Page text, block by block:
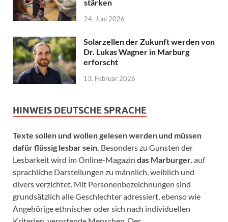
stärken
24. Juni 2026
Solarzellen der Zukunft werden von
Dr. Lukas Wagner in Marburg
erforscht
13. Februar 2026
HINWEIS DEUTSCHE SPRACHE
Texte sollen und wollen gelesen werden und müssen
dafür flüssig lesbar sein. Besonders zu Gunsten der
Lesbarkeit wird im Online-Magazin das Marburger. auf
sprachliche Darstellungen zu männlich, weiblich und
divers verzichtet. Mit Personenbezeichnungen sind
grundsätzlich alle Geschlechter adressiert, ebenso wie
Angehörige ethnischer oder sich nach individuellen